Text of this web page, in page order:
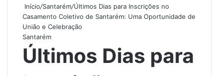
Início/Santarém/Últimos Dias para Inscrições no
Casamento Coletivo de Santarém: Uma Oportunidade de
União e Celebração
Santarém
Últimos Dias para